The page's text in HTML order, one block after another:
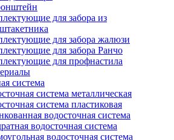
для забора из
для забора жалюзи
для забора Ранчо
для профнастила
система
система металлическая
система пластиковая
водосточная система
водосточная система
водосточная система